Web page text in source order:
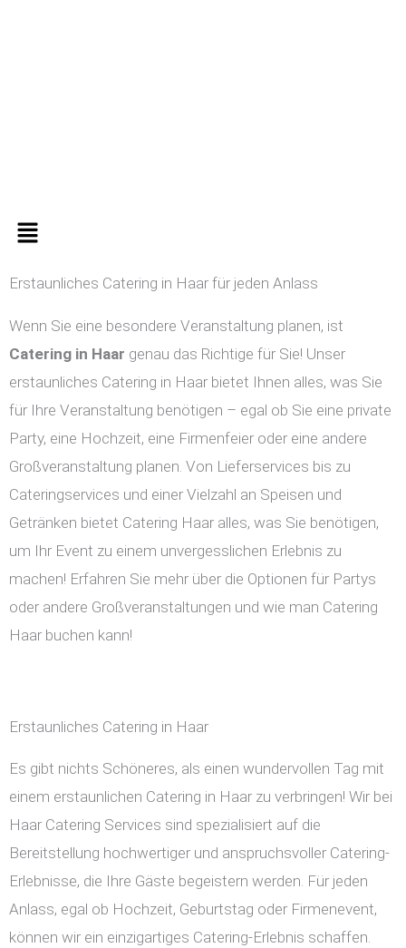
Menü
Erstaunliches Catering in Haar für jeden Anlass
Wenn Sie eine besondere Veranstaltung planen, ist
Catering in Haar genau das Richtige für Sie! Unser
erstaunliches Catering in Haar bietet Ihnen alles, was Sie
für Ihre Veranstaltung benötigen – egal ob Sie eine private
Party, eine Hochzeit, eine Firmenfeier oder eine andere
Großveranstaltung planen. Von Lieferservices bis zu
Cateringservices und einer Vielzahl an Speisen und
Getränken bietet Catering Haar alles, was Sie benötigen,
um Ihr Event zu einem unvergesslichen Erlebnis zu
machen! Erfahren Sie mehr über die Optionen für Partys
oder andere Großveranstaltungen und wie man Catering
Haar buchen kann!
Erstaunliches Catering in Haar
Es gibt nichts Schöneres, als einen wundervollen Tag mit
einem erstaunlichen Catering in Haar zu verbringen! Wir bei
Haar Catering Services sind spezialisiert auf die
Bereitstellung hochwertiger und anspruchsvoller Catering-
Erlebnisse, die Ihre Gäste begeistern werden. Für jeden
Anlass, egal ob Hochzeit, Geburtstag oder Firmenevent,
können wir ein einzigartiges Catering-Erlebnis schaffen.